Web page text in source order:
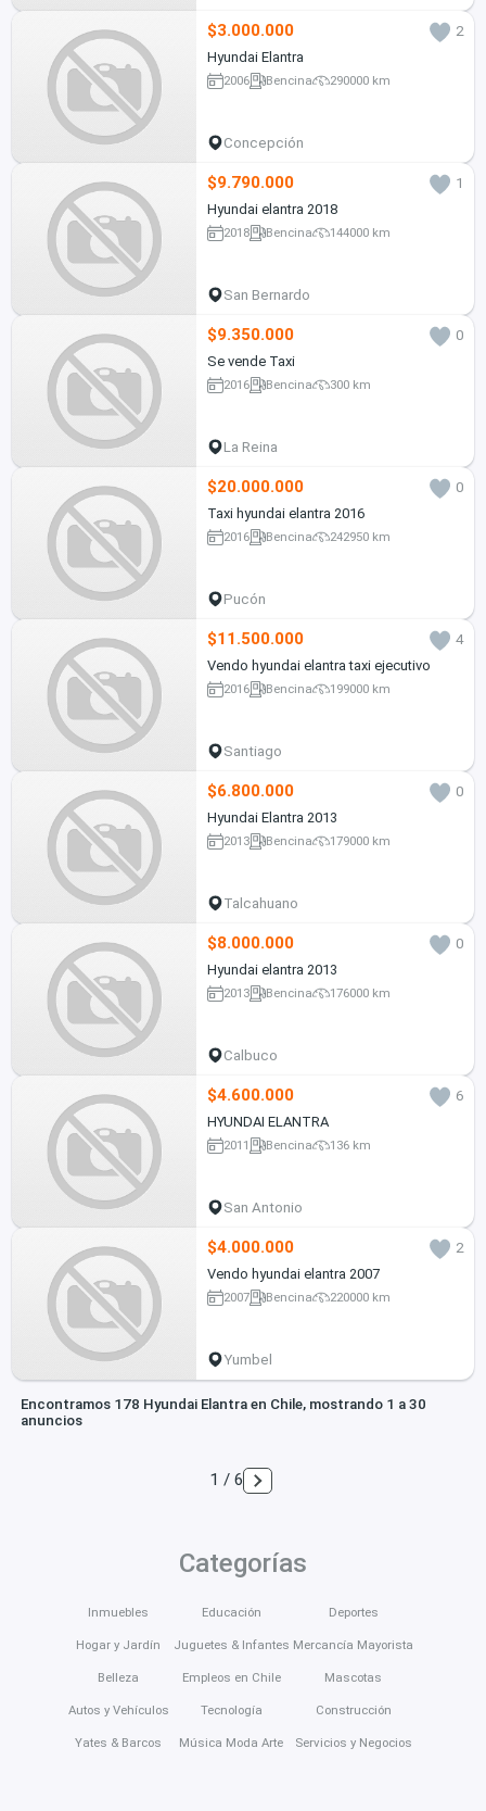
$3.000.000
2
Hyundai Elantra
2006 Bencina 290000 km
Concepción
$9.790.000
1
Hyundai elantra 2018
2018 Bencina 144000 km
San Bernardo
$9.350.000
0
Se vende Taxi
2016 Bencina 300 km
La Reina
$20.000.000
0
Taxi hyundai elantra 2016
2016 Bencina 242950 km
Pucón
$11.500.000
4
Vendo hyundai elantra taxi ejecutivo
2016 Bencina 199000 km
Santiago
$6.800.000
0
Hyundai Elantra 2013
2013 Bencina 179000 km
Talcahuano
$8.000.000
0
Hyundai elantra 2013
2013 Bencina 176000 km
Calbuco
$4.600.000
6
HYUNDAI ELANTRA
2011 Bencina 136 km
San Antonio
$4.000.000
2
Vendo hyundai elantra 2007
2007 Bencina 220000 km
Yumbel
Encontramos 178 Hyundai Elantra en Chile, mostrando 1 a 30
anuncios
1 / 6
Categorías
Inmuebles
Hogar y Jardín
Belleza
Autos y Vehículos
Yates & Barcos
Educación
Juguetes & Infantes
Empleos en Chile
Tecnología
Música Moda Arte
Deportes
Mercancía Mayorista
Mascotas
Construcción
Servicios y Negocios